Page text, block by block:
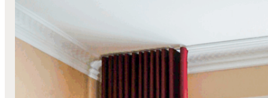
Bløde kontraster hos Birgitte Due Madsen
Læs mere